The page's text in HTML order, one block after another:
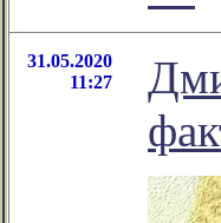
31.05.2020
11:27